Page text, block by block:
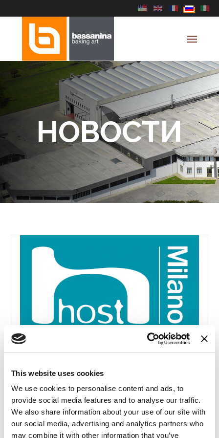
This website uses cookies
We use cookies to personalise content and ads, to
provide social media features and to analyse our traffic.
We also share information about your use of our site with
our social media, advertising and analytics partners who
may combine it with other information that you’ve
Выберите язык
НОВОСТИ